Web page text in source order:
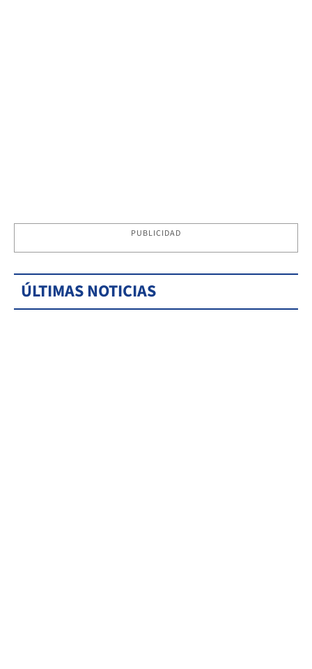
PUBLICIDAD
ÚLTIMAS NOTICIAS